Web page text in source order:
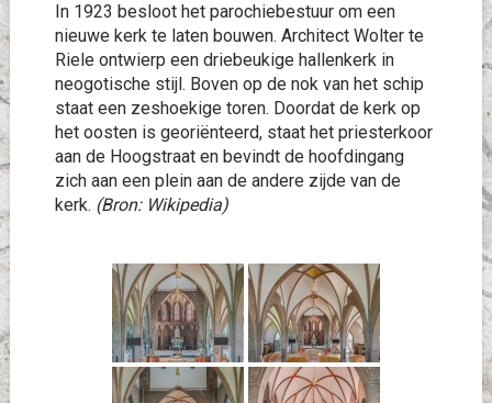
In 1923 besloot het parochiebestuur om een
nieuwe kerk te laten bouwen. Architect Wolter te
Riele ontwierp een driebeukige hallenkerk in
neogotische stijl. Boven op de nok van het schip
staat een zeshoekige toren. Doordat de kerk op
het oosten is georiënteerd, staat het priesterkoor
aan de Hoogstraat en bevindt de hoofdingang
zich aan een plein aan de andere zijde van de
kerk. (Bron: Wikipedia)